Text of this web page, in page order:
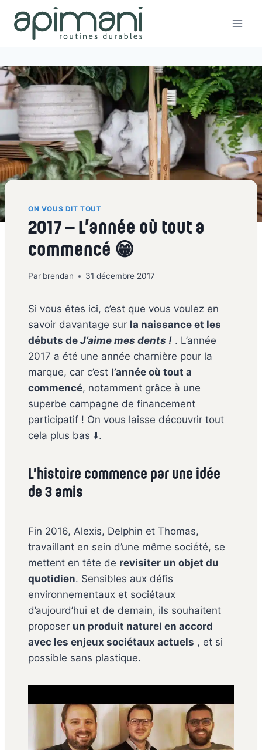
contenu
ON VOUS DIT TOUT
2017 – L’année où tout a
commencé 😁
Par brendan 31 décembre 2017
Si vous êtes ici, c’est que vous voulez en
savoir davantage sur la naissance et les
débuts de J’aime mes dents ! . L’année
2017 a été une année charnière pour la
marque, car c’est l’année où tout a
commencé, notamment grâce à une
superbe campagne de financement
participatif ! On vous laisse découvrir tout
cela plus bas ⬇️.
L’histoire commence par une idée
de 3 amis
Fin 2016, Alexis, Delphin et Thomas,
travaillant en sein d’une même société, se
mettent en tête de revisiter un objet du
quotidien. Sensibles aux défis
environnementaux et sociétaux
d’aujourd’hui et de demain, ils souhaitent
proposer un produit naturel en accord
avec les enjeux sociétaux actuels , et si
possible sans plastique.